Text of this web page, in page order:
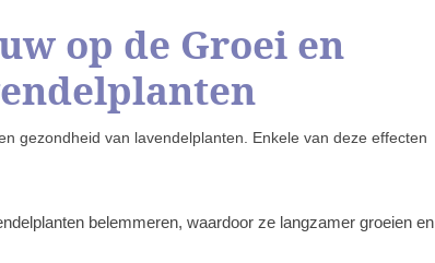
op de Groei en
gezondheid van lavendelplanten. Enkele van deze effecten
belemmeren, waardoor ze langzamer groeien en